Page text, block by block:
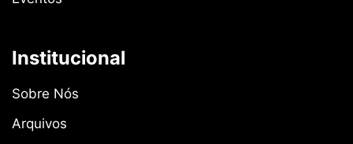
Institucional
Sobre Nós
Arquivos